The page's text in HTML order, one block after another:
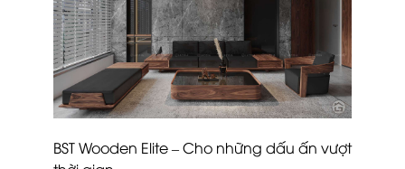
BST Wooden Elite – Cho những dấu ấn vượt